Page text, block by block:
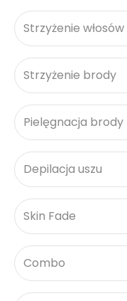
Strzyżenie włosów
Strzyżenie brody
Pielęgnacja brody
Depilacja uszu
Skin Fade
Combo